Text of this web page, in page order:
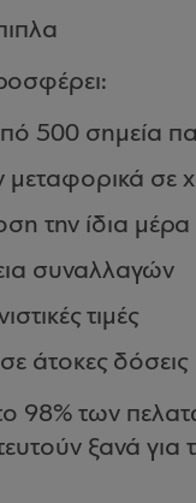
500 σημεία
σε
την ίδια μέρα
συναλλαγών
τιμές
άτοκες δόσεις
98% των
ξανά για